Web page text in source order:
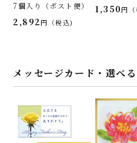
7個入り（ポスト便）
2,892 税込
1,350
メッセージカード・選べ